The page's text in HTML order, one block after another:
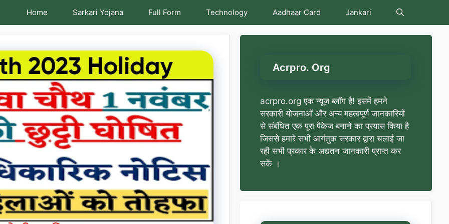
Home Sarkari Yojana Full Form Technology Aadhaar Card Jankari
Acrpro. Org
acrpro.org एक न्यूज़ ब्लॉग है! इसमें हमने
सरकारी योजनाओं और अन्य महत्वपूर्ण जानकारियों
से संबंधित एक पूरा पैकेज बनाने का प्रयास किया है
जिससे हमारे सभी आगंतुक सरकार द्वारा चलाई जा
रही सभी प्रकार के अद्यतन जानकारी प्राप्त कर
सकें ।